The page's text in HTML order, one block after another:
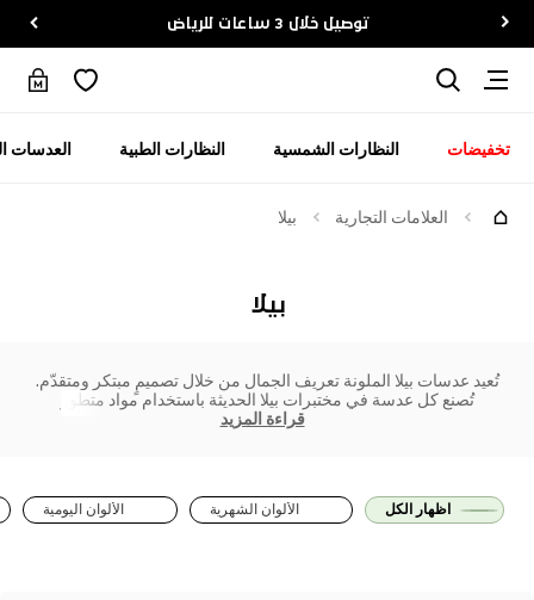
توصيل خلال 3 ساعات للرياض
تخفيضات النظارات الشمسية النظارات الطبية العدسات
العلامات التجارية بيلا
بيلا
تُعيد عدسات بيلا الملونة تعريف الجمال من خلال تصميمٍ مبتكر ومتقدّم.
تُصنع كل عدسة في مختبرات بيلا الحديثة باستخدام مواد متطور
قراءة المزيد
اظهار الكل الألوان الشهرية الألوان اليومية